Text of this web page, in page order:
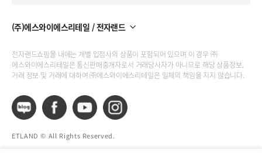
(주)에스와이에스리테일 / 전자랜드
전자랜드쇼핑몰 내에는 개별 입점사의 상품이 포함되어 있으며 이 경우 ㈜
에스와이에스리테일은 통신판매중개자로서 거래당사자가 아니므로 해당 상품정보,
거래 정보 및 거래에 대하여 ㈜에스와이에스리테일은 일체의 책임을 지지 않습니다.
ETLAND © All Rights Reserved.